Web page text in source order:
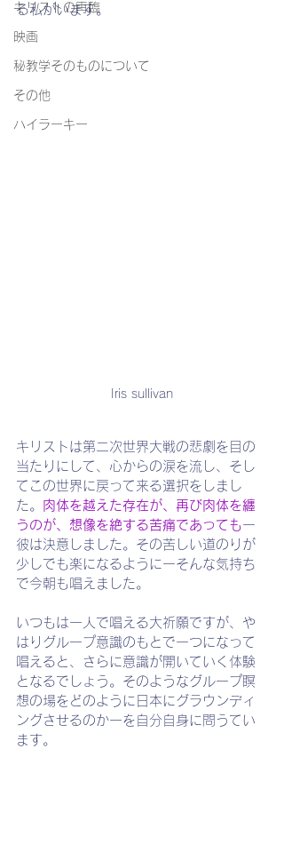
キリストの再臨
映画
秘教学そのものについて
その他
ハイラーキー
る私がいます。
Iris sullivan
キリストは第二次世界大戦の悲劇を目の
当たりにして、心からの涙を流し、そし
てこの世界に戻って来る選択をしまし
た。 肉体を越えた存在が、再び肉体を纏
うのが、想像を絶する苦痛であっても ー
彼は決意しました。その苦しい道のりが
少しでも楽になるようにーそんな気持ち
で今朝も唱えました。
いつもは一人で唱える大祈願ですが、や
はりグループ意識のもとで一つになって
唱えると、さらに意識が開いていく体験
となるでしょう。そのようなグループ瞑
想の場をどのように日本にグラウンディ
ングさせるのかーを自分自身に問うてい
ます。